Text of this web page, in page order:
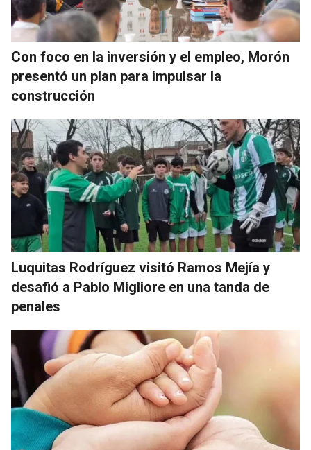
Con foco en la inversión y el empleo, Morón
presentó un plan para impulsar la
construcción
Luquitas Rodríguez visitó Ramos Mejía y
desafió a Pablo Migliore en una tanda de
penales